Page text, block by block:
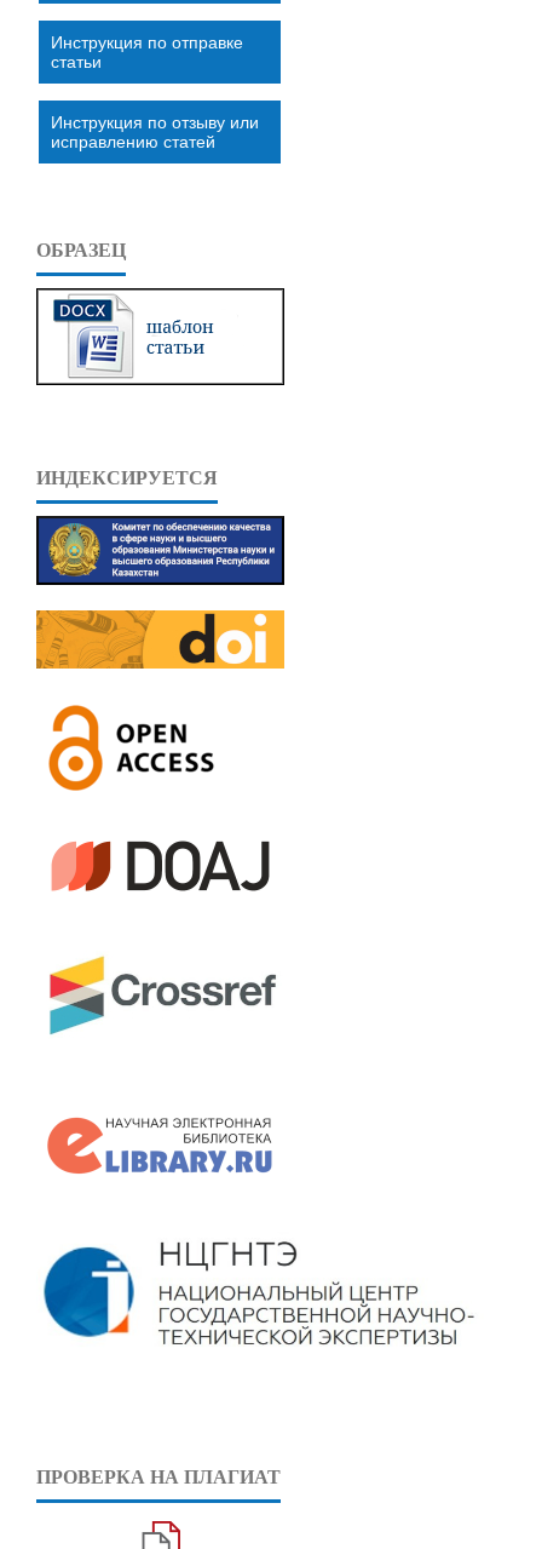
Инструкция по отправке
статьи
Инструкция по отзыву или
исправлению статей
ОБРАЗЕЦ
ИНДЕКСИРУЕТСЯ
ПРОВЕРКА НА ПЛАГИАТ